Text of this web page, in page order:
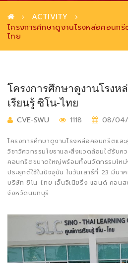
ACTIVITY
โครงการศึกษาดูงานโรงหล่อคอนก
ไทย
โครงการศึกษาดูงานโรง
เรียนรู้ ซิโน-ไทย
CVE-SWU 1118 08/
โครงการศึกษาดูงานโรงหล่อคอนกรีตแล
วิชาวิศวกรรมโยธาและสิ่งแวดล้อมได้รับค
คอนกรีตขนาดใหญ่พร้อมทั้งนวัตกรรมใหม่
ประยุกต์ใช้ในปัจจุบัน ในวันเสาร์ที่ 23 มีน
บริษัท ซิโน-ไทย เอ็นจีเนียริ่ง แอนด์ คอน
จังหวัดนนทบุรี